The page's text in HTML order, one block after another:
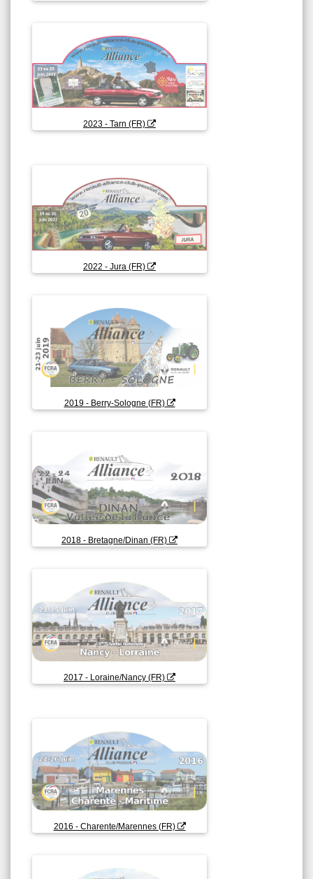
2023 - Tarn (FR)
2022 - Jura (FR)
2019 - Berry-Sologne (FR)
2018 - Bretagne/Dinan (FR)
2017 - Loraine/Nancy (FR)
2016 - Charente/Marennes (FR)